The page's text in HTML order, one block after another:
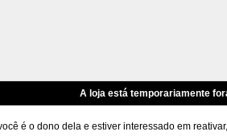
A loja está temporariamente
é o dono dela e estiver interessado em